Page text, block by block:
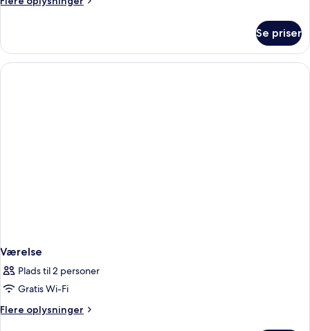
Se priser
Værelse
Plads til 2 personer
Gratis Wi-Fi
Flere oplysninger
Flere